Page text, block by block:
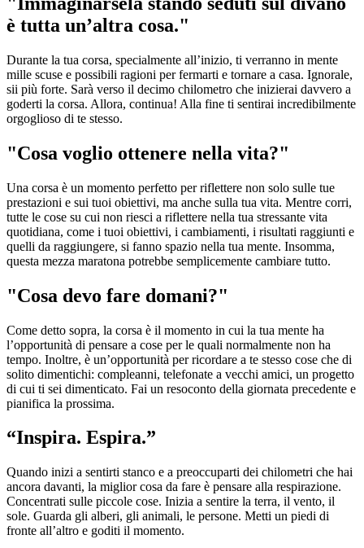
è tutta un’altra cosa."
Durante la tua corsa, specialmente all’inizio, ti verranno in mente
mille scuse e possibili ragioni per fermarti e tornare a casa. Ignorale,
sii più forte. Sarà verso il decimo chilometro che inizierai davvero a
goderti la corsa. Allora, continua! Alla fine ti sentirai incredibilmente
orgoglioso di te stesso.
"Cosa voglio ottenere nella vita?"
Una corsa è un momento perfetto per riflettere non solo sulle tue
prestazioni e sui tuoi obiettivi, ma anche sulla tua vita. Mentre corri,
tutte le cose su cui non riesci a riflettere nella tua stressante vita
quotidiana, come i tuoi obiettivi, i cambiamenti, i risultati raggiunti e
quelli da raggiungere, si fanno spazio nella tua mente. Insomma,
questa mezza maratona potrebbe semplicemente cambiare tutto.
"Cosa devo fare domani?"
Come detto sopra, la corsa è il momento in cui la tua mente ha
l’opportunità di pensare a cose per le quali normalmente non ha
tempo. Inoltre, è un’opportunità per ricordare a te stesso cose che di
solito dimentichi: compleanni, telefonate a vecchi amici, un progetto
di cui ti sei dimenticato. Fai un resoconto della giornata precedente e
pianifica la prossima.
“Inspira. Espira.”
Quando inizi a sentirti stanco e a preoccuparti dei chilometri che hai
ancora davanti, la miglior cosa da fare è pensare alla respirazione.
Concentrati sulle piccole cose. Inizia a sentire la terra, il vento, il
sole. Guarda gli alberi, gli animali, le persone. Metti un piedi di
fronte all’altro e goditi il momento.